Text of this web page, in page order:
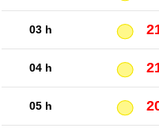
03 h
04 h
05 h